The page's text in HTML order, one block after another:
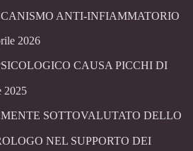
ANTI-INFIAMMATORIO
2026
CAUSA PICCHI DI
2025
SOTTOVALUTATO DELLO
NEL SUPPORTO DEI